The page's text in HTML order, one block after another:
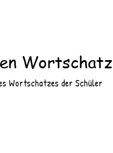
Wortschatz
Wortschatzes der Schüler